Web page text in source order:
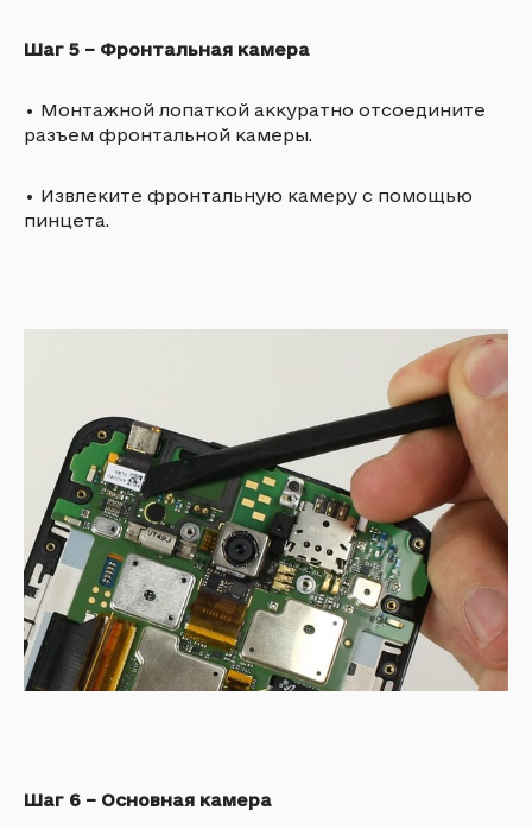
Шаг 5 – Фронтальная камера
• Монтажной лопаткой аккуратно отсоедините
разъем фронтальной камеры.
• Извлеките фронтальную камеру с помощью
пинцета.
Шаг 6 – Основная камера